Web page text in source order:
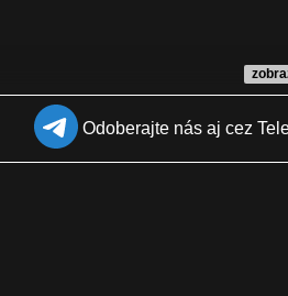
Odoberajte nás aj cez